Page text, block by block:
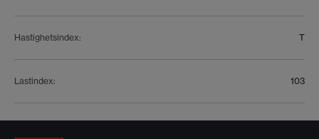
Hastighetsindex: T
Lastindex: 103